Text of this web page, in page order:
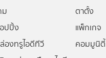
ม
ตาตั้ง
ปปิ้ง
แพ็กเกจ
องทรูไอดีทีวี
คอมมูนิตี้